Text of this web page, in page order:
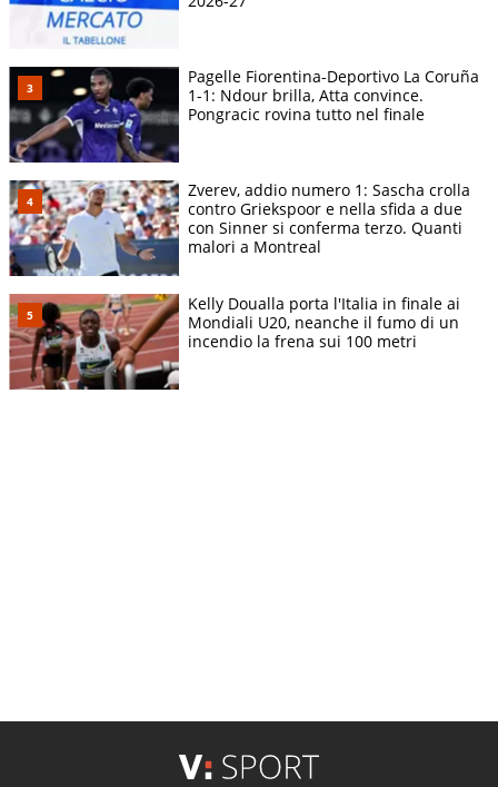
Pagelle Fiorentina-Deportivo La Coruña
1-1: Ndour brilla, Atta convince.
Pongracic rovina tutto nel finale
Zverev, addio numero 1: Sascha crolla
contro Griekspoor e nella sfida a due
con Sinner si conferma terzo. Quanti
malori a Montreal
Kelly Doualla porta l'Italia in finale ai
Mondiali U20, neanche il fumo di un
incendio la frena sui 100 metri